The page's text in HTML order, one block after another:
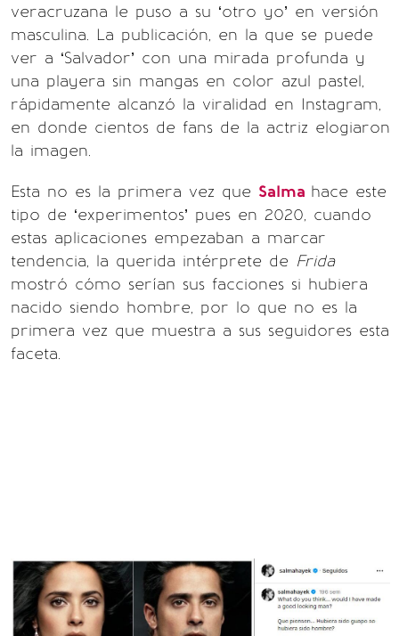
veracruzana le puso a su ‘otro yo’ en versión
masculina. La publicación, en la que se puede
ver a ‘Salvador’ con una mirada profunda y
una playera sin mangas en color azul pastel,
rápidamente alcanzó la viralidad en Instagram,
en donde cientos de fans de la actriz elogiaron
la imagen.
Esta no es la primera vez que Salma hace este
tipo de ‘experimentos’ pues en 2020, cuando
estas aplicaciones empezaban a marcar
tendencia, la querida intérprete de Frida
mostró cómo serían sus facciones si hubiera
nacido siendo hombre, por lo que no es la
primera vez que muestra a sus seguidores esta
faceta.